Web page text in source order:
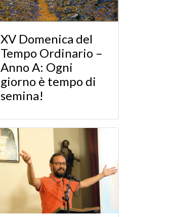
XV Domenica del
Tempo Ordinario –
Anno A: Ogni
giorno è tempo di
semina!